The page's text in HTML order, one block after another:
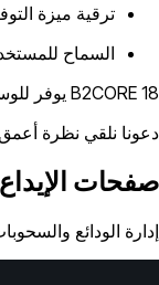
ترقية ميزة
السماح
B2CORE 18 يوفر للوسطاء ومنصات التداول مثلك مزيداً من المرونة والكفاءة، مما يضمن تجربة رائعة لكل من فريقك وعملائك.
دعونا نلقي نظرة
صفحات
إدارة الودائع